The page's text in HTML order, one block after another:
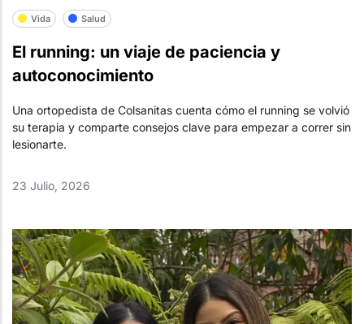
Vida Salud
El running: un viaje de paciencia y
autoconocimiento
Una ortopedista de Colsanitas cuenta cómo el running se volvió
su terapia y comparte consejos clave para empezar a correr sin
lesionarte.
23 Julio, 2026